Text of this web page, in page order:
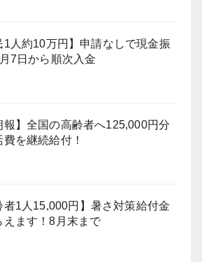
1人約10万円】申請なしで現金振
7日から順次入金
報】全国の高齢者へ125,000円分
を継続給付！
者1人15,000円】暑さ対策給付金
えます！8月末まで